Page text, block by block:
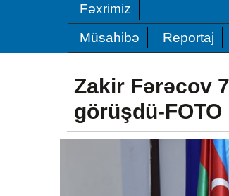
Fəxrimiz
Müsahibə
Reportaj
Zakir Fərəcov
görüşdü-FOTO